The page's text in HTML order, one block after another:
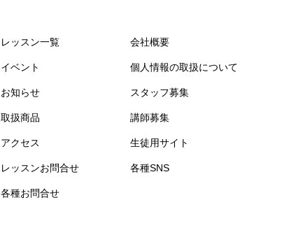
レッスン一覧
イベント
お知らせ
取扱商品
アクセス
レッスンお問合せ
各種お問合せ
会社概要
個人情報の取扱について
スタッフ募集
講師募集
生徒用サイト
各種SNS